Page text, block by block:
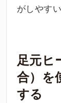
がしやす
足元ヒ
合）を
する